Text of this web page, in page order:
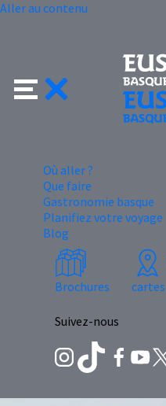
Aller au contenu
Où aller ?
Que faire
Gastronomie basque
Planifiez votre voyage
Blog
Brochures
cartes
Suivez-nous